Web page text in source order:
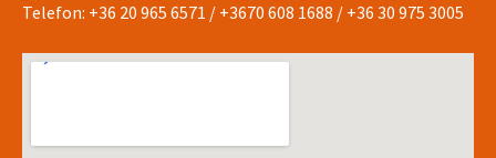
Telefon: +36 20 965 6571 / +3670 608 1688 / +36 30 975 3005